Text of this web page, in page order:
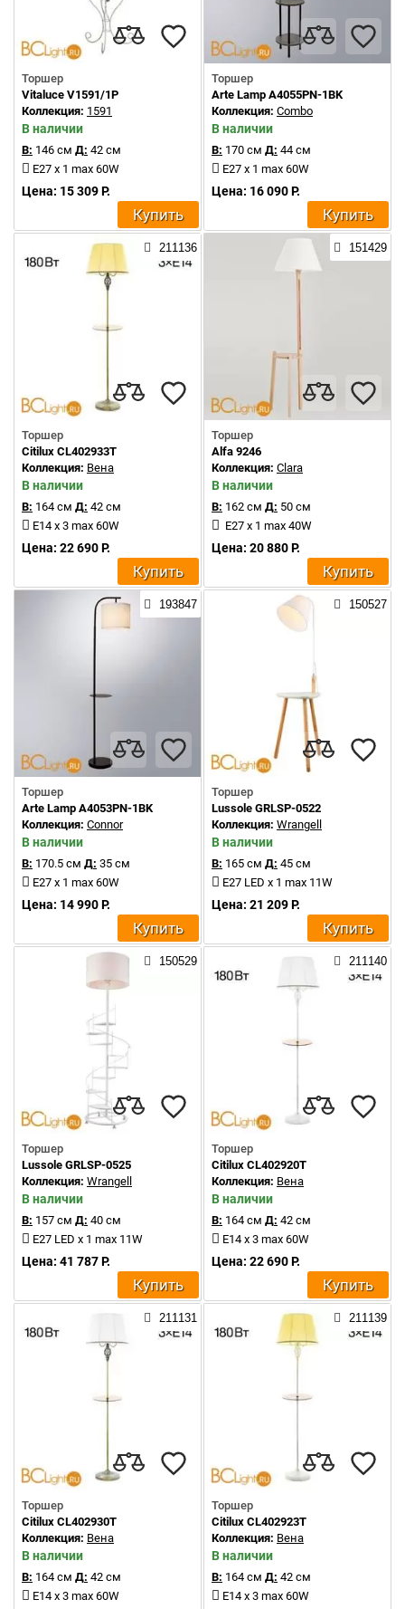
Торшер
Vitaluce V1591/1P
Коллекция: 1591
В наличии
В: 146 см Д: 42 см
E27 x 1 max 60W
Цена: 15 309 Р.
Купить
Торшер
Arte Lamp A4055PN-1BK
Коллекция: Combo
В наличии
В: 170 см Д: 44 см
E27 x 1 max 60W
Цена: 16 090 Р.
Купить
211136
Торшер
Citilux CL402933T
Коллекция: Вена
В наличии
В: 164 см Д: 42 см
E14 x 3 max 60W
Цена: 22 690 Р.
Купить
151429
Торшер
Alfa 9246
Коллекция: Clara
В наличии
В: 162 см Д: 50 см
E27 x 1 max 40W
Цена: 20 880 Р.
Купить
193847
Торшер
Arte Lamp A4053PN-1BK
Коллекция: Connor
В наличии
В: 170.5 см Д: 35 см
E27 x 1 max 60W
Цена: 14 990 Р.
Купить
150527
Торшер
Lussole GRLSP-0522
Коллекция: Wrangell
В наличии
В: 165 см Д: 45 см
E27 LED x 1 max 11W
Цена: 21 209 Р.
Купить
150529
Торшер
Lussole GRLSP-0525
Коллекция: Wrangell
В наличии
В: 157 см Д: 40 см
E27 LED x 1 max 11W
Цена: 41 787 Р.
Купить
211140
Торшер
Citilux CL402920T
Коллекция: Вена
В наличии
В: 164 см Д: 42 см
E14 x 3 max 60W
Цена: 22 690 Р.
Купить
211131
Торшер
Citilux CL402930T
Коллекция: Вена
В наличии
В: 164 см Д: 42 см
E14 x 3 max 60W
211139
Торшер
Citilux CL402923T
Коллекция: Вена
В наличии
В: 164 см Д: 42 см
E14 x 3 max 60W